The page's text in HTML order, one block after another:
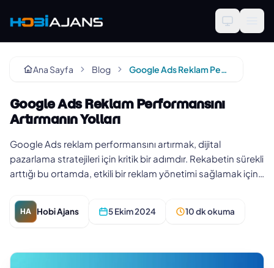
Ana Sayfa Blog Google Ads Reklam Performansını Artırmanın Yolları
Google Ads Reklam Performansını
Artırmanın Yolları
Google Ads reklam performansını artırmak, dijital
pazarlama stratejileri için kritik bir adımdır. Rekabetin sürekli
arttığı bu ortamda, etkili bir reklam yönetimi sağlamak için
HA Hobi Ajans 5 Ekim 2024 10 dk okuma